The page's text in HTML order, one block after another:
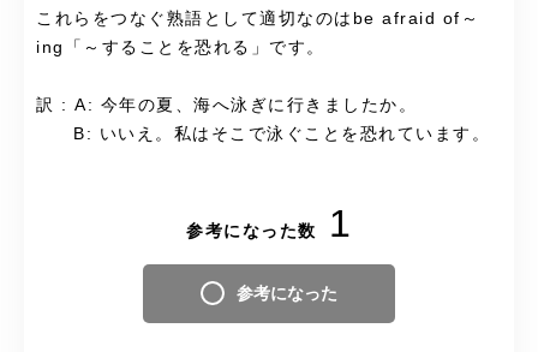
これらをつなぐ熟語として適切なのはbe afraid of～
ing「～することを恐れる」です。
訳 : A: 今年の夏、海へ泳ぎに行きましたか。
B: いいえ。私はそこで泳ぐことを恐れています。
参考になった数 1
参考になった